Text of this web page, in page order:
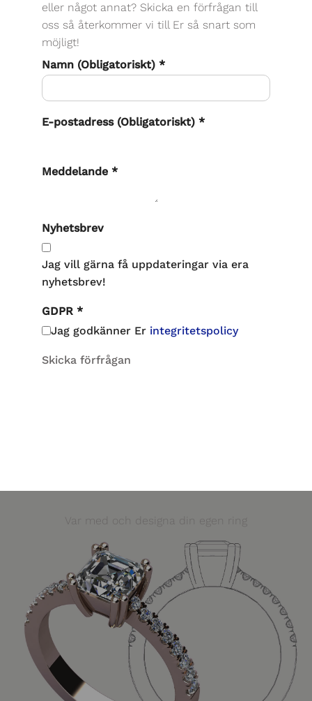
eller något annat? Skicka en förfrågan till
oss så återkommer vi till Er så snart som
möjligt!
Namn (Obligatoriskt) *
E-postadress (Obligatoriskt) *
Meddelande *
Nyhetsbrev
Jag vill gärna få uppdateringar via era
nyhetsbrev!
GDPR *
Jag godkänner Er integritetspolicy
Skicka förfrågan
Var med och designa din egen ring